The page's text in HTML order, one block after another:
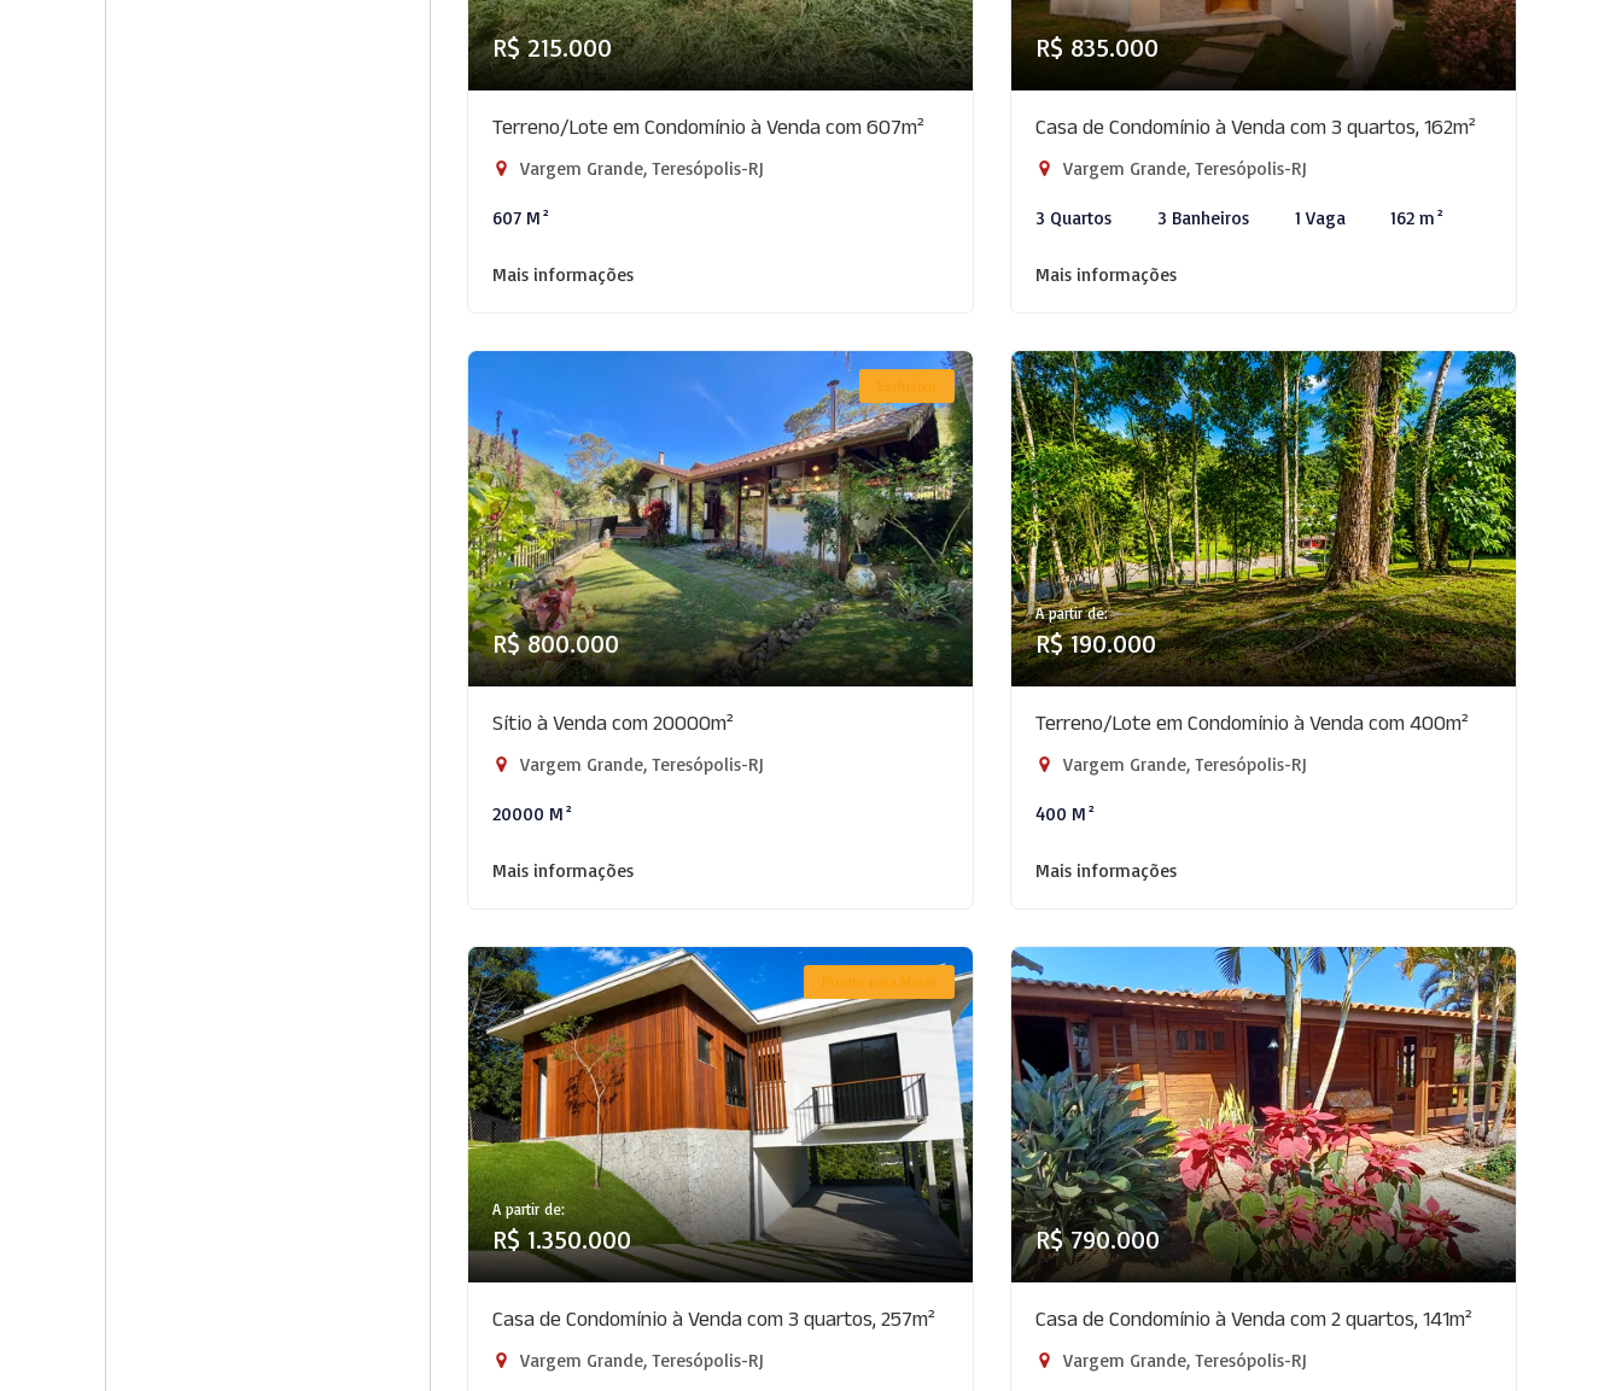
R$ 215.000
Terreno/Lote em Condomínio à Venda com 607m²
Vargem Grande, Teresópolis-RJ
607 M²
Mais informações
R$ 835.000
Casa de Condomínio à Venda com 3 quartos, 162m²
Vargem Grande, Teresópolis-RJ
3 Quartos 3 Banheiros 1 Vaga 162 m²
Mais informações
Exclusivo
R$ 800.000
Sítio à Venda com 20000m²
Vargem Grande, Teresópolis-RJ
20000 M²
Mais informações
A partir de:
R$ 190.000
Terreno/Lote em Condomínio à Venda com 400m²
Vargem Grande, Teresópolis-RJ
400 M²
Mais informações
Pronto para Morar
A partir de:
R$ 1.350.000
Casa de Condomínio à Venda com 3 quartos, 257m²
Vargem Grande, Teresópolis-RJ
R$ 790.000
Casa de Condomínio à Venda com 2 quartos, 141m²
Vargem Grande, Teresópolis-RJ